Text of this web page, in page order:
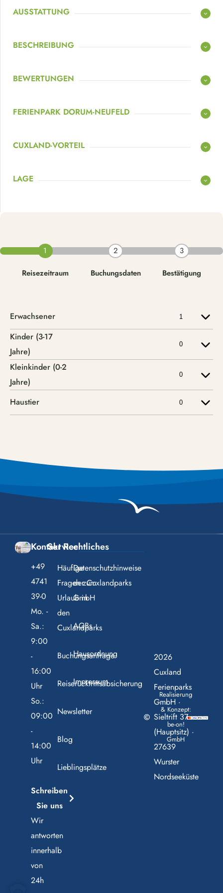
AUSSTATTUNG
BESCHREIBUNG
BEWERTUNGEN
FERIENPARK DORUM-NEUFELD
CUXLAND-VORTEIL
LAGE
Kontakt
+49
4741
39-0
Mo. -
Sa.:
9:00
-
16:00
Uhr
So.:
09:00
-
14:00
Uhr
Schreiben
Sie uns
Wir
antworten
innerhalb
von
24h
Service
Häufige
Fragen zum
Urlaub in
den
Cuxlandparks
Buchungsanfrage
Reiserücktrittsabsicherung
Newsletter
Blog
Lieblingsplätze
Rechtliches
Datenschutzhinweise
der Cuxlandparks
GmbH
AGBs
Hausordnung
Impressum
2026
Cuxland
Ferienparks
GmbH ·
Sieltrift 37
(Hauptsitz) ·
27639
Wurster
Nordseeküste
Realisierung
& Konzept:
be-on!
GmbH